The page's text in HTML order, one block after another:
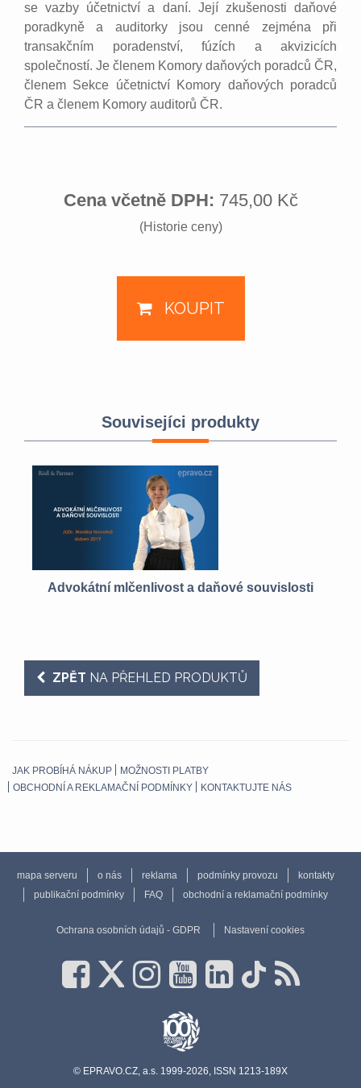
se vazby účetnictví a daní. Její zkušenosti daňové
poradkyně a auditorky jsou cenné zejména při
transakčním poradenství, fúzích a akvizicích
společností. Je členem Komory daňových poradců ČR,
členem Sekce účetnictví Komory daňových poradců
ČR a členem Komory auditorů ČR.
Cena včetně DPH: 745,00 Kč
(Historie ceny)
KOUPIT
Souvisejíci produkty
Advokátní mlčenlivost a daňové souvislosti
ZPĚT NA PŘEHLED PRODUKTŮ
JAK PROBÍHÁ NÁKUP
MOŽNOSTI PLATBY
OBCHODNÍ A REKLAMAČNÍ PODMÍNKY
KONTAKTUJTE NÁS
mapa serveru o nás reklama podmínky provozu
kontakty
publikační podmínky
FAQ obchodní a reklamační podmínky
Ochrana osobních údajů - GDPR Nastavení cookies
© EPRAVO.CZ, a.s. 1999-2026, ISSN 1213-189X